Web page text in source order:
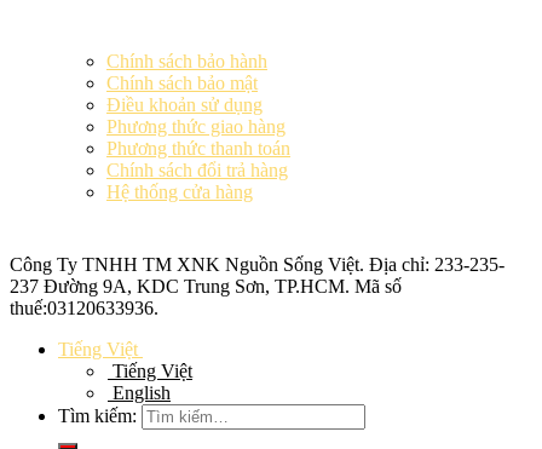
Chính sách bảo hành
Chính sách bảo mật
Điều khoản sử dụng
Phương thức giao hàng
Phương thức thanh toán
Chính sách đổi trả hàng
Hệ thống cửa hàng
Công Ty TNHH TM XNK Nguồn Sống Việt. Địa chỉ: 233-235-
237 Đường 9A, KDC Trung Sơn, TP.HCM. Mã số
thuế:03120633936.
Tiếng Việt
Tiếng Việt
English
Tìm kiếm: